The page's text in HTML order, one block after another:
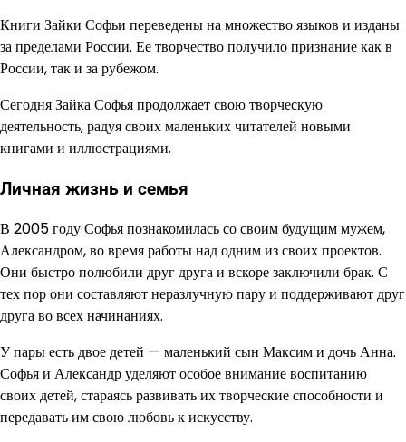
Книги Зайки Софьи переведены на множество языков и изданы
за пределами России. Ее творчество получило признание как в
России, так и за рубежом.
Сегодня Зайка Софья продолжает свою творческую
деятельность, радуя своих маленьких читателей новыми
книгами и иллюстрациями.
Личная жизнь и семья
В 2005 году Софья познакомилась со своим будущим мужем,
Александром, во время работы над одним из своих проектов.
Они быстро полюбили друг друга и вскоре заключили брак. С
тех пор они составляют неразлучную пару и поддерживают друг
друга во всех начинаниях.
У пары есть двое детей — маленький сын Максим и дочь Анна.
Софья и Александр уделяют особое внимание воспитанию
своих детей, стараясь развивать их творческие способности и
передавать им свою любовь к искусству.